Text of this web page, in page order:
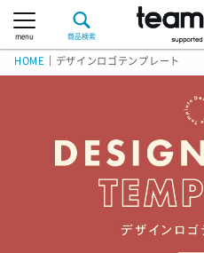
menu 商品検索
HOME デザインロゴテンプレート